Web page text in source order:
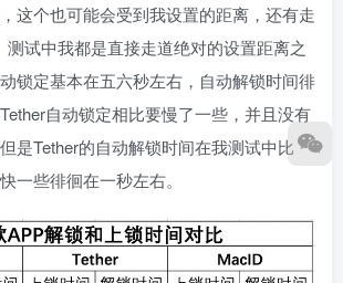
这个也可能会受到我设置的距离，还有走
测试中我都是直接走道绝对的设置距离之
锁定基本在五六秒左右，自动解锁时间徘
自动锁定相比要慢了一些，并且没有
是Tether的自动解锁时间在我测试中比
一些徘徊在一秒左右。